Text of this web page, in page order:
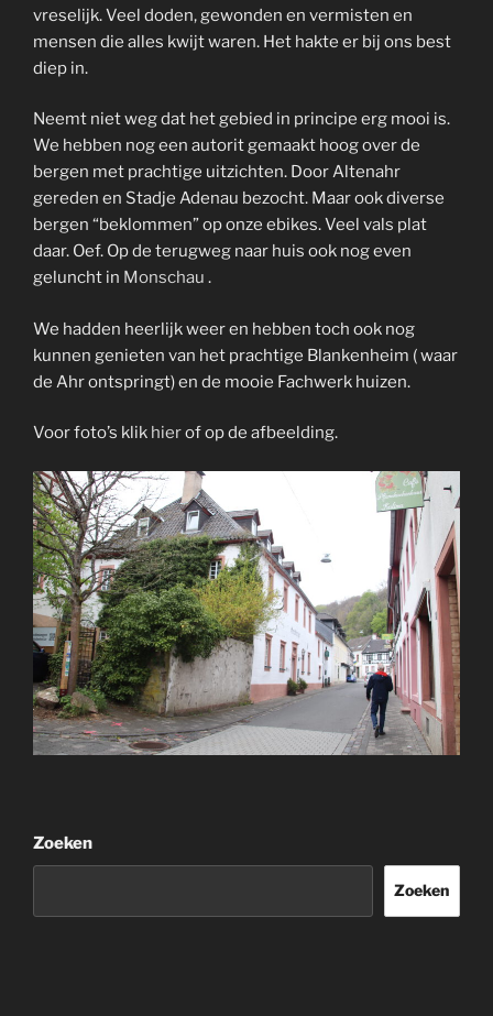
vreselijk. Veel doden, gewonden en vermisten en
mensen die alles kwijt waren. Het hakte er bij ons best
diep in.
Neemt niet weg dat het gebied in principe erg mooi is.
We hebben nog een autorit gemaakt hoog over de
bergen met prachtige uitzichten. Door Altenahr
gereden en Stadje Adenau bezocht. Maar ook diverse
bergen “beklommen” op onze ebikes. Veel vals plat
daar. Oef. Op de terugweg naar huis ook nog even
geluncht in Monschau .
We hadden heerlijk weer en hebben toch ook nog
kunnen genieten van het prachtige Blankenheim ( waar
de Ahr ontspringt) en de mooie Fachwerk huizen.
Voor foto’s klik hierof op de afbeelding.
Zoeken
Zoeken